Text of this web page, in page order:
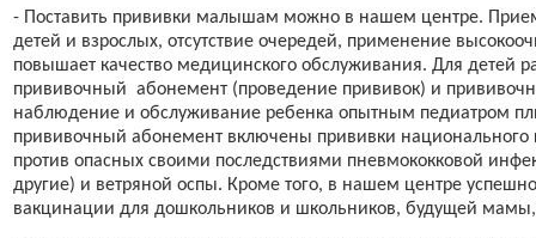
- Поставить прививки малышам можно в нашем центре.
детей и взрослых, отсутствие очередей, применение
повышает качество медицинского обслуживания. Для детей
прививочный абонемент (проведение прививок) и
наблюдение и обслуживание ребенка опытным педиатром
прививочный абонемент включены прививки национального
против опасных своими последствиями пневмококковой
другие) и ветряной оспы. Кроме того, в нашем центре
вакцинации для дошкольников и школьников, будущей мамы,